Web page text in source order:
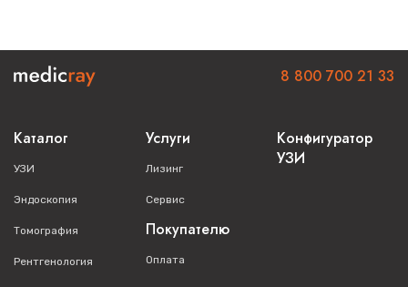
Каталог
УЗИ
Эндоскопия
Томография
Рентгенология
Услуги
Лизинг
Сервис
Покупателю
Оплата
Конфигуратор
УЗИ
8 800 700 21 33